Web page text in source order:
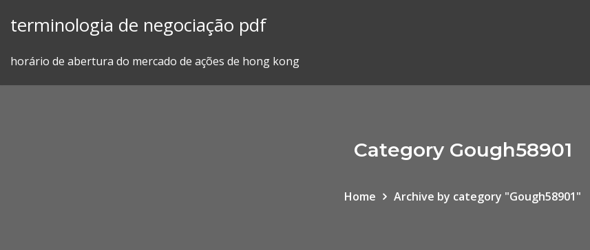
terminologia de negociação pdf
horário de abertura do mercado de ações de hong kong
Category Gough58901
Home Archive by category "Gough58901"